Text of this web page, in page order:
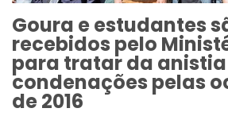
Goura e estudantes
recebidos pelo
para tratar da
condenações pelas
de 2016